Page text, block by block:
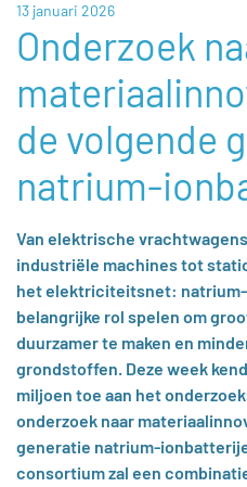
13 januari 2026
Onderzoek
de volgende
natrium-
Van elektrische
industriële machines tot
het elektriciteitsnet:
belangrijke rol spelen om
duurzamer te maken en
grondstoffen. Deze week
miljoen toe aan het
onderzoek naar
generatie natrium-
consortium zal een